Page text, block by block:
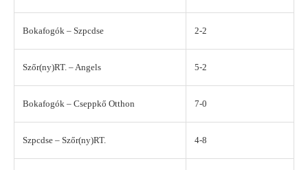
Bokafogók – Szpcdse 2-2
Szőr(ny)RT. – Angels 5-2
Bokafogók – Cseppkő Otthon 7-0
Szpcdse – Szőr(ny)RT. 4-8